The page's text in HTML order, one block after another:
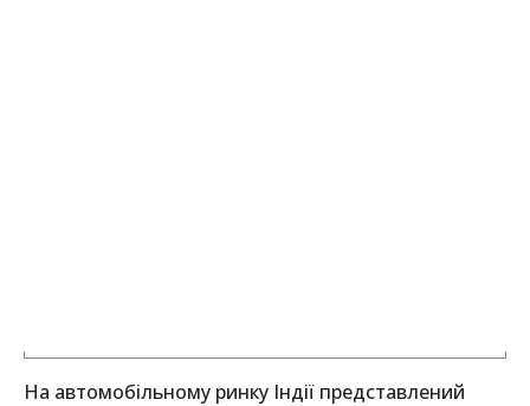
На автомобільному ринку Індії представлений